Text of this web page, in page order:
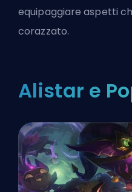
equipaggiare aspetti
corazzato.
Alistar e